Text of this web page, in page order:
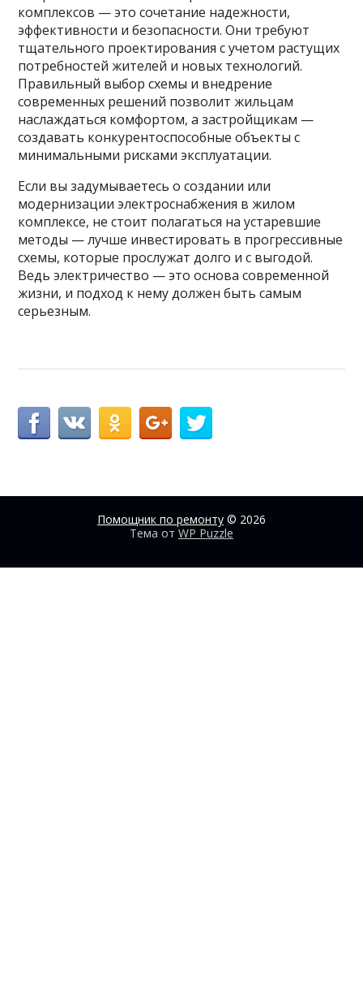
комплексов — это сочетание надежности,
эффективности и безопасности. Они требуют
тщательного проектирования с учетом растущих
потребностей жителей и новых технологий.
Правильный выбор схемы и внедрение
современных решений позволит жильцам
наслаждаться комфортом, а застройщикам —
создавать конкурентоспособные объекты с
минимальными рисками эксплуатации.
Если вы задумываетесь о создании или
модернизации электроснабжения в жилом
комплексе, не стоит полагаться на устаревшие
методы — лучше инвестировать в прогрессивные
схемы, которые прослужат долго и с выгодой.
Ведь электричество — это основа современной
жизни, и подход к нему должен быть самым
серьезным.
Помощник по ремонту © 2026
Тема от WP Puzzle